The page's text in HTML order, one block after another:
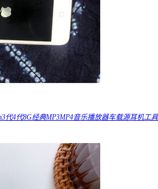
代4代8G经典MP3MP4音乐播放器车载源耳机工具